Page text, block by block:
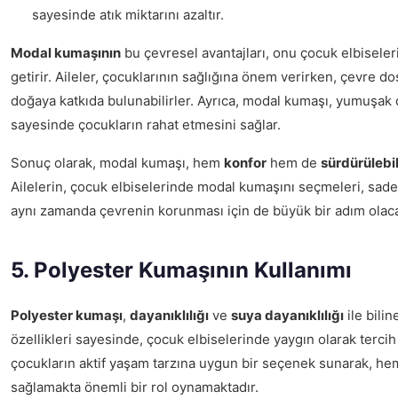
sayesinde atık miktarını azaltır.
Modal kumaşının bu çevresel avantajları, onu çocuk
getirir. Aileler, çocuklarının sağlığına önem verirken, çevre
doğaya katkıda bulunabilirler. Ayrıca, modal kumaşı,
sayesinde çocukların rahat etmesini sağlar.
Sonuç olarak, modal kumaşı, hem konfor hem de
Ailelerin, çocuk elbiselerinde modal kumaşını seçmeleri,
aynı zamanda çevrenin korunması için de büyük bir adım
5. Polyester Kumaşının Kullanımı
Polyester kumaşı, dayanıklılığı ve suya dayanıklılığı ile
özellikleri sayesinde, çocuk elbiselerinde yaygın olarak
çocukların aktif yaşam tarzına uygun bir seçenek sunarak,
sağlamakta önemli bir rol oynamaktadır.